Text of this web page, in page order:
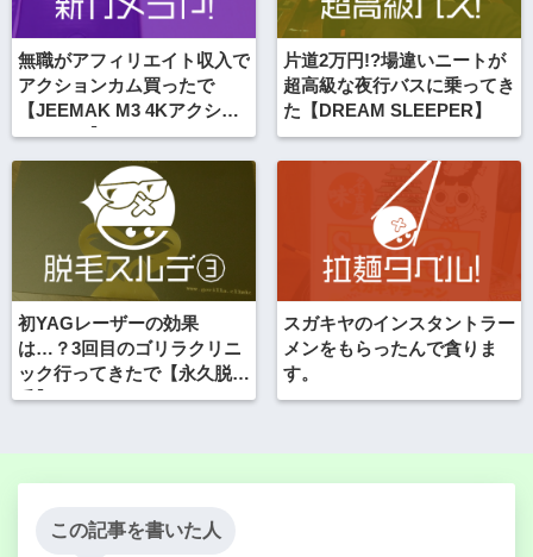
無職がアフィリエイト収入で
アクションカム買ったで
【JEEMAK M3 4Kアクショ
ンカメラ】
片道2万円!?場違いニートが
超高級な夜行バスに乗ってき
た【DREAM SLEEPER】
初YAGレーザーの効果
は…？3回目のゴリラクリニ
ック行ってきたで【永久脱
毛】
スガキヤのインスタントラー
メンをもらったんで貪りま
す。
この記事を書いた人